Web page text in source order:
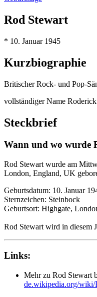
Rod Stewart
* 10. Januar 1945
Kurzbiographie
Britischer Rock- und Pop-
vollständiger Name
Steckbrief
Wann und wo wurde
Rod Stewart wurde am
London, England, UK
Geburtsdatum: 10. Januar
Sternzeichen: Steinbock
Geburtsort: Highgate,
Rod Stewart wird in diesem
Links:
Mehr zu Rod Stewart
de.wikipedia.org/wiki/